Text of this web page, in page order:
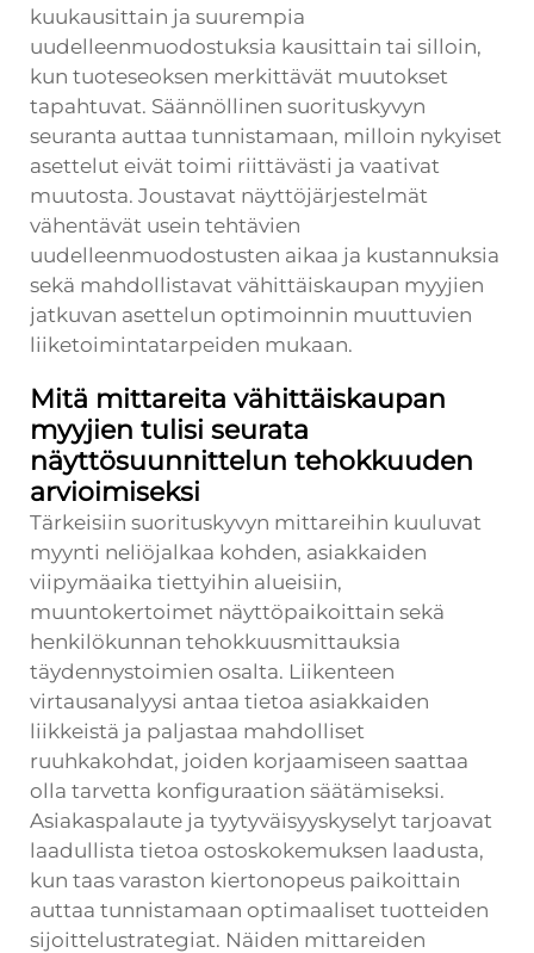
kuukausittain ja suurempia
uudelleenmuodostuksia kausittain tai silloin,
kun tuoteseoksen merkittävät muutokset
tapahtuvat. Säännöllinen suorituskyvyn
seuranta auttaa tunnistamaan, milloin nykyiset
asettelut eivät toimi riittävästi ja vaativat
muutosta. Joustavat näyttöjärjestelmät
vähentävät usein tehtävien
uudelleenmuodostusten aikaa ja kustannuksia
sekä mahdollistavat vähittäiskaupan myyjien
jatkuvan asettelun optimoinnin muuttuvien
liiketoimintatarpeiden mukaan.
Mitä mittareita vähittäiskaupan
myyjien tulisi seurata
näyttösuunnittelun tehokkuuden
arvioimiseksi
Tärkeisiin suorituskyvyn mittareihin kuuluvat
myynti neliöjalkaa kohden, asiakkaiden
viipymäaika tiettyihin alueisiin,
muuntokertoimet näyttöpaikoittain sekä
henkilökunnan tehokkuusmittauksia
täydennystoimien osalta. Liikenteen
virtausanalyysi antaa tietoa asiakkaiden
liikkeistä ja paljastaa mahdolliset
ruuhkakohdat, joiden korjaamiseen saattaa
olla tarvetta konfiguraation säätämiseksi.
Asiakaspalaute ja tyytyväisyyskyselyt tarjoavat
laadullista tietoa ostoskokemuksen laadusta,
kun taas varaston kiertonopeus paikoittain
auttaa tunnistamaan optimaaliset tuotteiden
sijoittelustrategiat. Näiden mittareiden